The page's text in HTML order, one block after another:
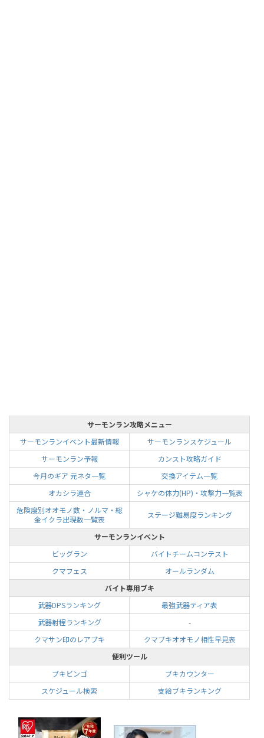
サーモンラン攻略メニュー
サーモンランイベント最新情報
サーモンランスケジュール
サーモンラン予報
カンスト攻略ガイド
今月のギア 元ネタ一覧
交換アイテム一覧
オカシラ連合
シャケの体力(HP)・攻撃力一覧表
危険度別オオモノ数・ノルマ・総
金イクラ出現数一覧表
ステージ難易度ランキング
サーモンランイベント
ビッグラン
バイトチームコンテスト
クマフェス
オールランダム
バイト専用ブキ
武器DPSランキング
最強武器ティア表
武器射程ランキング
-
クマサン印のレアブキ
クマブキオオモノ相性早見表
便利ツール
ブキビンゴ
ブキカウンター
スケジュール検索
支給ブキランキング